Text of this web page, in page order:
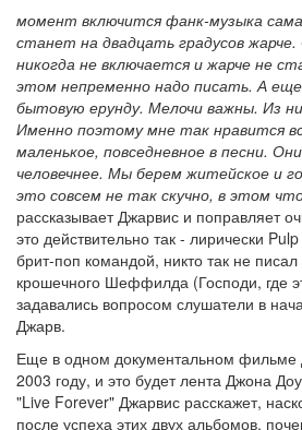
момент включится фанк-музыка сама
станет на двадцать градусов
никогда не включается и жарче не
этом непременно надо писать. А
бытовую ерунду. Мелочи важны. Из
Именно поэтому мне так нравится
маленькое, повседневное в песни.
человечнее. Мы берем житейское и
это совсем не так скучно, в этом
рассказывает Джарвис и поправляет
это действительно так - лирически
брит-поп командой, никто так не
крошечного Шеффилда (Господи, где
задавались вопросом слушатели в
Джарв.
Еще в одном документальном фильме
2003 году, и это будет лента Джона
"Live Forever" Джарвис расскажет,
после успеха этих двух альбомов,